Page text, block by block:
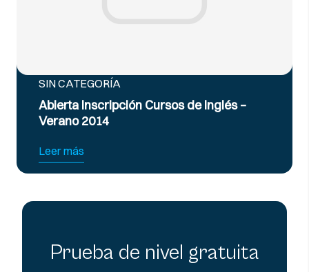
SIN CATEGORÍA
Abierta Inscripción Cursos de Inglés –
Verano 2014
Leer más
Prueba de nivel gratuita